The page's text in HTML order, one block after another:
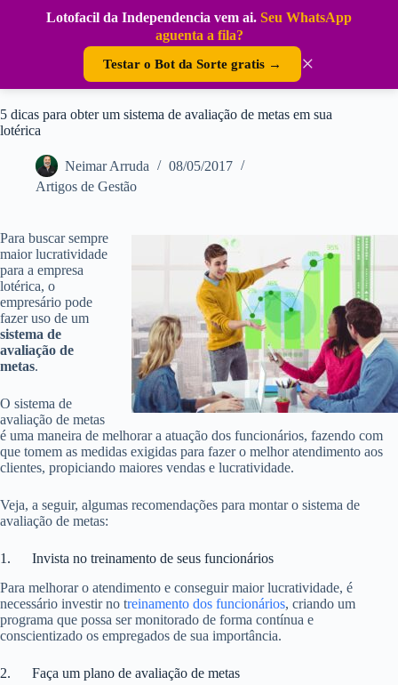
Lotofacil da Independencia vem ai. Seu WhatsApp
aguenta a fila?
Testar o Bot da Sorte gratis → ×
5 dicas para obter um sistema de avaliação de metas em sua
lotérica
Neimar Arruda
08/05/2017
Artigos de Gestão
Para buscar sempre
maior lucratividade
para a empresa
lotérica, o
empresário pode
fazer uso de um
sistema de
avaliação de
metas.
O sistema de
avaliação de metas
é uma maneira de melhorar a atuação dos funcionários, fazendo com
que tomem as medidas exigidas para fazer o melhor atendimento aos
clientes, propiciando maiores vendas e lucratividade.
Veja, a seguir, algumas recomendações para montar o sistema de
avaliação de metas:
1. Invista no treinamento de seus funcionários
Para melhorar o atendimento e conseguir maior lucratividade, é
necessário investir no treinamento dos funcionários, criando um
programa que possa ser monitorado de forma contínua e
conscientizado os empregados de sua importância.
2. Faça um plano de avaliação de metas